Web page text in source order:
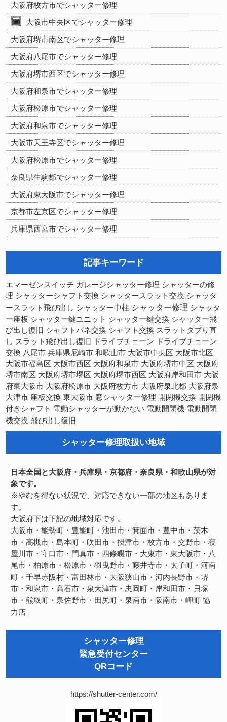
大阪府枚方市でシャッター修理
大阪市中央区でシャッター修理
大阪府堺市南区でシャッター修理
大阪府八尾市でシャッター修理
大阪府堺市西区でシャッター修理
大阪府和泉市でシャッター修理
大阪府松原市でシャッター修理
大阪府和泉市でシャッター修理
大阪市天王寺区でシャッター修理
大阪府松原市でシャッター修理
奈良県生駒郡でシャッター修理
大阪府東大阪市でシャッター修理
京都市左京区でシャッター修理
兵庫県西宮市でシャッター修理
記事キーワード
エマーゼンスイッチ ガレージシャッター修理 シャッターの修
理 シャッターシャフト交換 シャッタースラット交換 シャッタ
ースラット飛び出し シャッター中柱 シャッター修理 シャッタ
ー座板 シャッター鍵ユニット シャッター鍵交換 シャッター飛
び出し復旧 シャフトバネ交換 シャフト交換 スラットダブり直
し スラット飛び出し復旧 ドライブチェーン
ドライブチェーン
交換 八尾市 兵庫県尼崎市 和歌山市 大阪市中央区 大阪市北区
大阪市福島区 大阪市西区 大阪府和泉市 大阪府堺市中区 大阪府
堺市南区 大阪府堺市堺区 大阪府堺市西区 大阪府岸和田市 大阪
府東大阪市 大阪府松原市 大阪府枚方市 大阪府泉北郡 大阪府泉
大津市 座板交換 東大阪市 窓シャッター修理 開閉機交換 開閉機
付きシャフト 電動シャッターが動かない 電動開閉機 電動開閉
機交換 飛び出し復旧
シャッター修理取扱い地域
日本全国と大阪府・兵庫県・京都府・奈良県・和歌山県が対
象です。
※やむを得ない状況で、対応できない一部の地区もありま
す。
大阪府下は下記の地域対応です。
大阪市・能勢町・豊能町・池田市・箕面市・豊中市・茨木
市・高槻市・島本町・吹田市・摂津市・枚方市・交野市・寝
屋川市・守口市・門真市・四條畷市・大東市・東大阪市・八
尾市・柏原市・松原市・羽曳野市・藤井寺市・太子町・河南
町・千早赤阪村・富田林市・大阪狭山市・河内長野市・堺
市・和泉市・高石市・泉大津市・忠岡町・岸和田市・貝塚
市・熊取町・泉佐野市・田尻町・泉南市・阪南市・岬町協
力店
シャッター修理
緊急受付センター
QRコード
https://shutter-center.com/